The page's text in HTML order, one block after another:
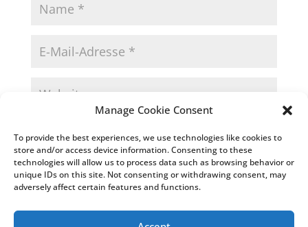
Manage Cookie Consent
To provide the best experiences, we use technologies like cookies to
store and/or access device information. Consenting to these
technologies will allow us to process data such as browsing behavior or
unique IDs on this site. Not consenting or withdrawing consent, may
adversely affect certain features and functions.
Browser für meinen nächsten Kommentar speichern.